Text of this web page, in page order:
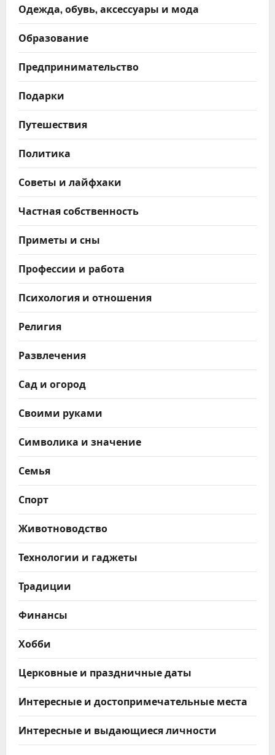
Одежда, обувь, аксессуары и мода
Образование
Предпринимательство
Подарки
Путешествия
Политика
Советы и лайфхаки
Частная собственность
Приметы и сны
Профессии и работа
Психология и отношения
Религия
Развлечения
Сад и огород
Своими руками
Символика и значение
Семья
Спорт
Животноводство
Технологии и гаджеты
Традиции
Финансы
Хобби
Церковные и праздничные даты
Интересные и достопримечательные места
Интересные и выдающиеся личности